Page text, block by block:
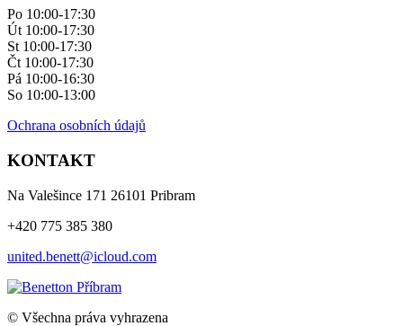
Po 10:00-17:30
Út 10:00-17:30
St 10:00-17:30
Čt 10:00-17:30
Pá 10:00-16:30
So 10:00-13:00
Ochrana osobních údajů
KONTAKT
Na Valešince 171 26101 Pribram
+420 775 385 380
united.benett@icloud.com
© Všechna práva vyhrazena